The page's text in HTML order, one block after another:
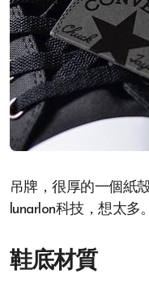
吊牌，很厚的一個紙
lunarlon科技，想太多。
鞋底材質